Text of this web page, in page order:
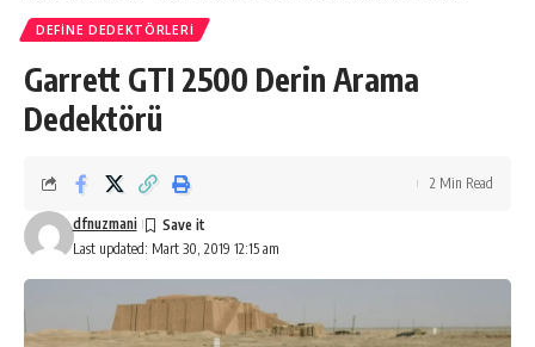
DEFINE DEDEKTÖRLERI
Garrett GTI 2500 Derin Arama
Dedektörü
Last updated: Mart 30, 2019 12:15 am
dfnuzmani
2 Min Read